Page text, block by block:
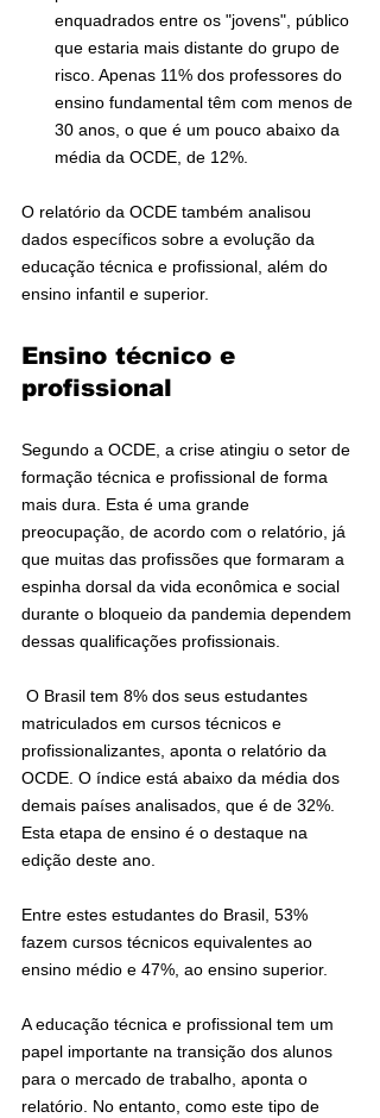
enquadrados entre os "jovens", público
que estaria mais distante do grupo de
risco. Apenas 11% dos professores do
ensino fundamental têm com menos de
30 anos, o que é um pouco abaixo da
média da OCDE, de 12%.
O relatório da OCDE também analisou
dados específicos sobre a evolução da
educação técnica e profissional, além do
ensino infantil e superior.
Ensino técnico e
profissional
Segundo a OCDE, a crise atingiu o setor de
formação técnica e profissional de forma
mais dura. Esta é uma grande
preocupação, de acordo com o relatório, já
que muitas das profissões que formaram a
espinha dorsal da vida econômica e social
durante o bloqueio da pandemia dependem
dessas qualificações profissionais.
matriculados em cursos técnicos e
profissionalizantes, aponta o relatório da
OCDE. O índice está abaixo da média dos
demais países analisados, que é de 32%.
Esta etapa de ensino é o destaque na
edição deste ano.
Entre estes estudantes do Brasil, 53%
fazem cursos técnicos equivalentes ao
ensino médio e 47%, ao ensino superior.
A educação técnica e profissional tem um
papel importante na transição dos alunos
para o mercado de trabalho, aponta o
relatório. No entanto, como este tipo de